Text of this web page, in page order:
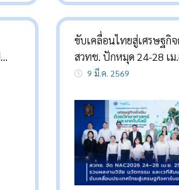
ขับเคลื่อนไทยสู่เศรษฐกิ
สวทช. ปักหมุด 24-28 เม.ย. นี้
NAC2026 ชูแนวคิด “เศร
9 มี.ค. 2569